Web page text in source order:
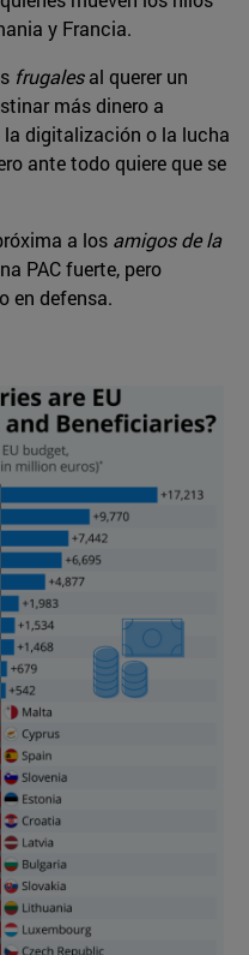
y Francia.
frugalesal querer un
más dinero a
digitalización o la lucha
ante todo quiere que se
a los amigos de la
PAC fuerte, pero
en defensa.